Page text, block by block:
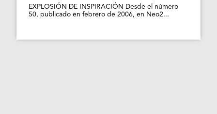
EXPLOSIÓN DE INSPIRACIÓN Desde el número
50, publicado en febrero de 2006, en Neo2...